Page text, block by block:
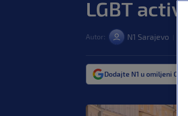
LGBT
Autor: N1 Sarajevo
Dodajte N1 u omiljeni